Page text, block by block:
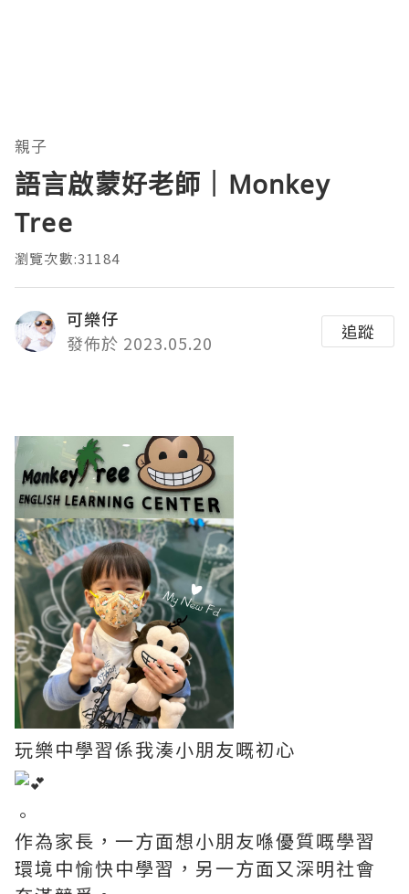
親子
語言啟蒙好老師｜Monkey
Tree
瀏覽次數:31184
可樂仔
發佈於 2023.05.20
追蹤
玩樂中學習係我湊小朋友嘅初心
。
作為家長，一方面想小朋友喺優質嘅學習
環境中愉快中學習，另一方面又深明社會